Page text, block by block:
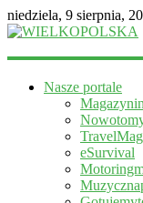
niedziela, 9 sierpnia,
informacyjny
Nasze portale
eSurvival